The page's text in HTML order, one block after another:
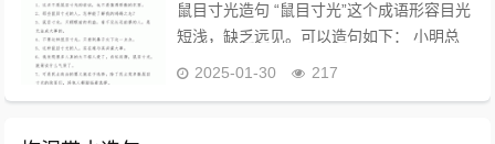
鼠目寸光造句 “鼠目寸光”这个成语形容目光
短浅，缺乏远见。可以造句如下： 小明总
2025-01-30 217